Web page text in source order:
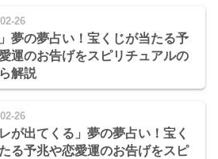
26
」夢の夢占い！宝くじが当たる予
運のお告げをスピリチュアルの
解説
26
レが出てくる」夢の夢占い！宝く
る予兆や恋愛運のお告げをスピ